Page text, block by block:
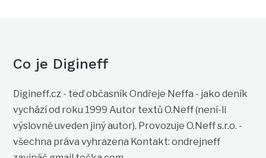
Co je Digineff
Digineff.cz - teď občasník Ondřeje Neffa - jako deník
vychází od roku 1999 Autor textů O.Neff (není-li
výslovně uveden jiný autor). Provozuje O.Neff s.r.o. -
všechna práva vyhrazena Kontakt: ondrejneff